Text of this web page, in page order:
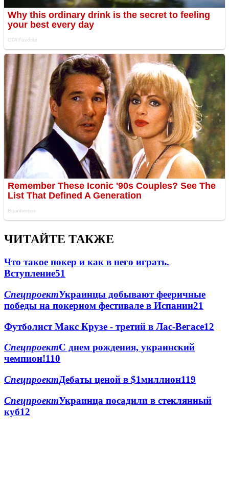
ЧИТАЙТЕ ТАКЖЕ
Что такое покер и как в него играть.
Вступление51
СпецпроектУкраинцы добывают фееричные
победы на покерном фестивале в Испании21
Футболист Макс Крузе - третий в Лас-Вегасе12
СпецпроектС днем рождения, украинский
чемпион!110
СпецпроектДебаты ценой в $1миллион119
СпецпроектУкраинца посадили в стеклянный
куб12